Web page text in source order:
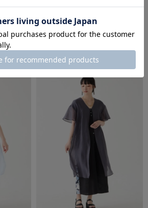
ふりふ
￥18,700 税込